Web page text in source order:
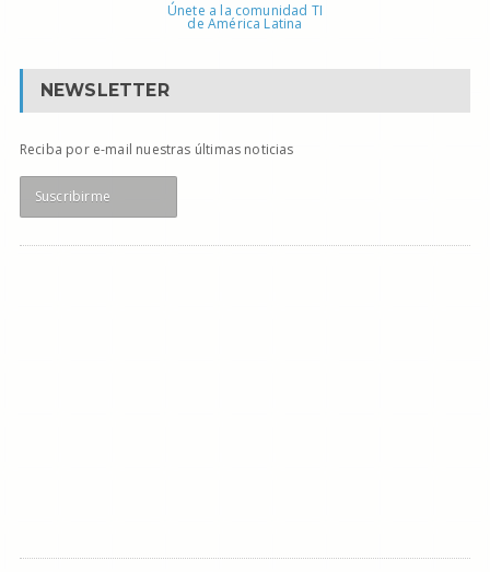
Únete a la comunidad TI
de América Latina
NEWSLETTER
Reciba por e-mail nuestras últimas noticias
Suscribirme